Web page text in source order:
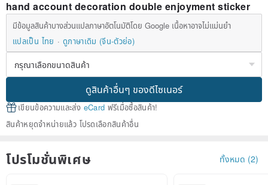
hand account decoration double enjoyment sticker
มีข้อมูลสินค้าบางส่วนแปลภาษาอัตโนมัติโดย Google เนื้อหาอาจไม่แม่นยำ
แปลเป็น ไทย
ดูภาษาเดิม (จีน-ตัวย่อ)
ดูสินค้าอื่นๆ ของดีไซเนอร์
เขียนข้อความและส่ง eCard ฟรีเมื่อซื้อสินค้า!
สินค้าหยุดจำหน่ายแล้ว โปรดเลือกสินค้าอื่น
โปรโมชั่นพิเศษ ทั้งหมด (2)